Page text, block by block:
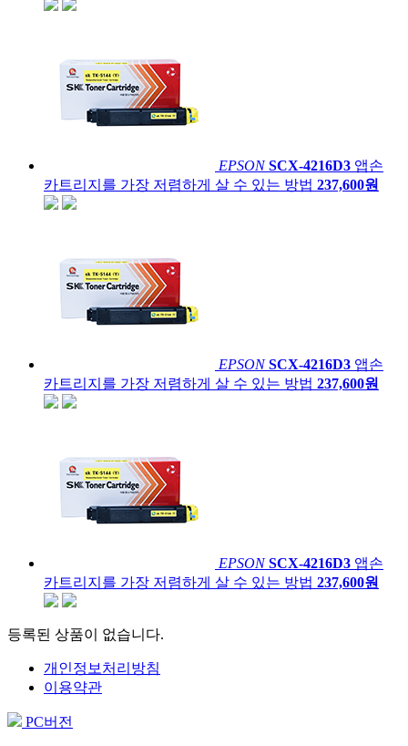
EPSON SCX-4216D3 앱손
카트리지를 가장 저렴하게 살 수 있는 방법 237,600원
EPSON SCX-4216D3 앱손
카트리지를 가장 저렴하게 살 수 있는 방법 237,600원
EPSON SCX-4216D3 앱손
카트리지를 가장 저렴하게 살 수 있는 방법 237,600원
등록된 상품이 없습니다.
개인정보처리방침
이용약관
PC버전